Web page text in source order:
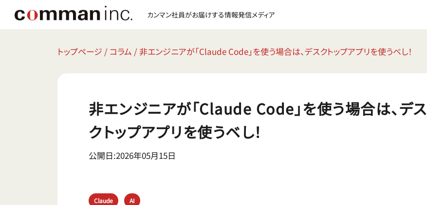
カンマン社員がお届けする情報発信メディア
トップページ / コラム /非エンジニアが「Claude Code」を使う場合は、デスクトップアプリを使うベし！
非エンジニアが「Claude Code」を使う場合は、デス
クトップアプリを使うベし！
公開日:2026年05月15日
Claude AI